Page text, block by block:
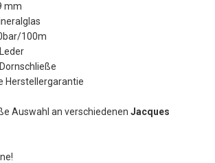
mm
100m
Herstellergarantie
Auswahl an verschiedenen Jacques